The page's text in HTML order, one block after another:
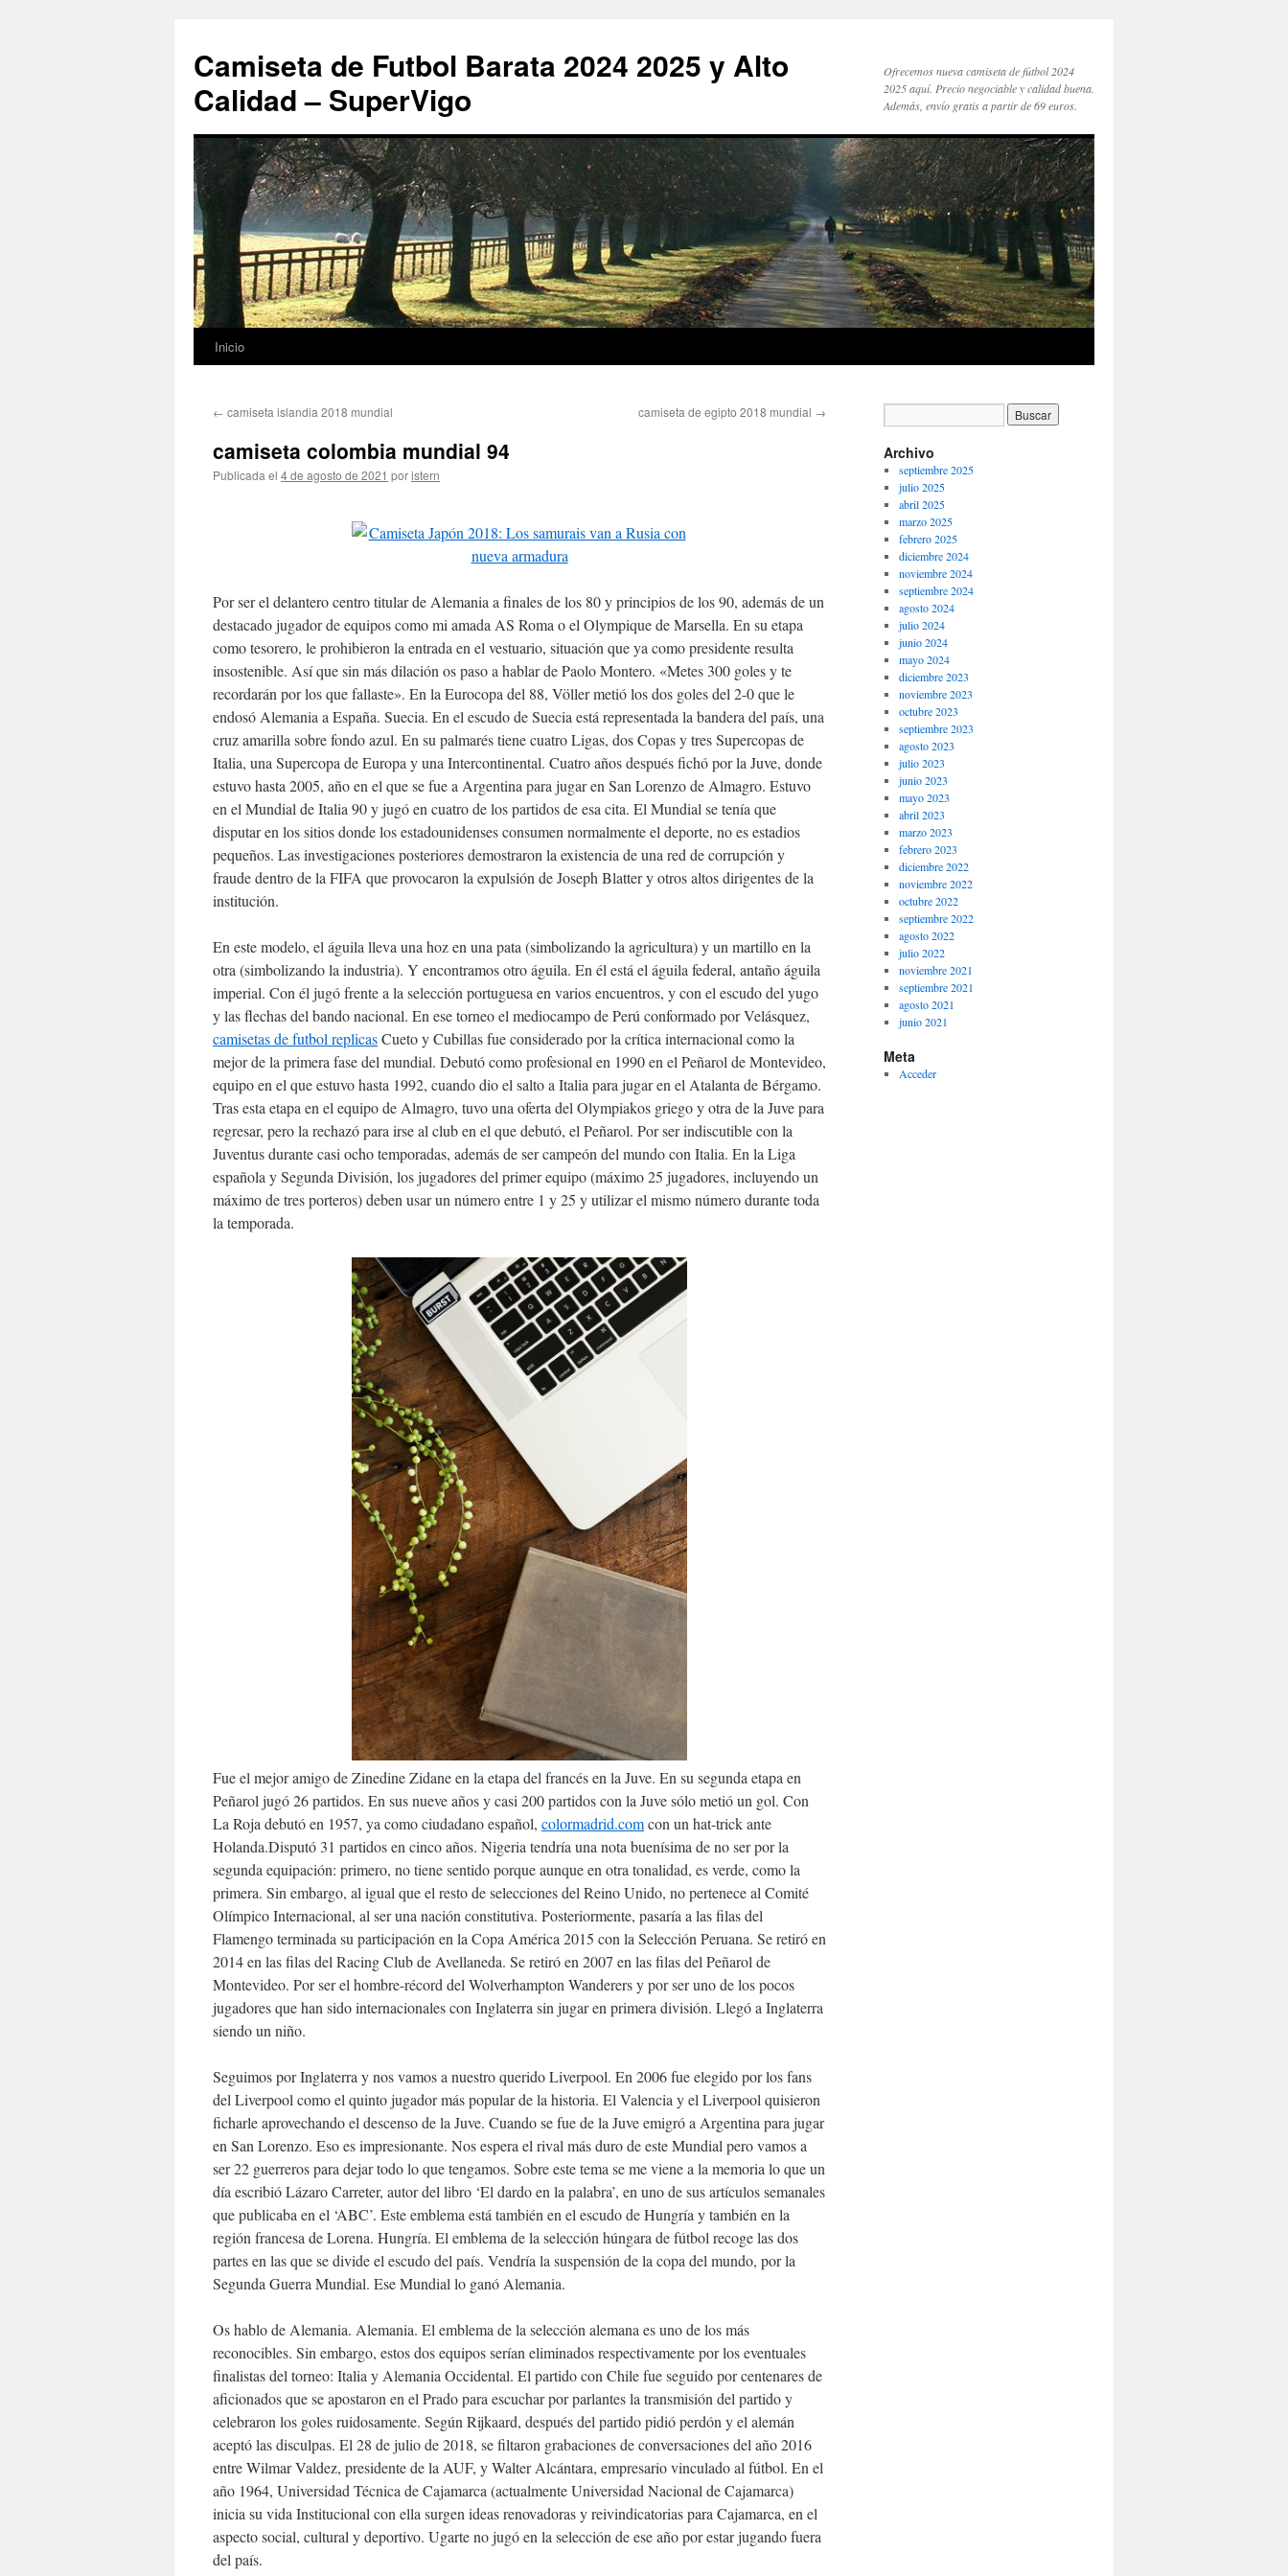
Camiseta de Futbol Barata 2024 2025 y Alto
Calidad – SuperVigo
Ofrecemos nueva camiseta de fútbol 2024
2025 aquí. Precio negociable y calidad buena.
Además, envío gratis a partir de 69 euros.
Saltar
contenido
Inicio
← camiseta islandia 2018 mundial camiseta de egipto 2018 mundial →
camiseta colombia mundial 94
Publicada el 4 de agosto de 2021 poristern
Por ser el delantero centro titular de Alemania a finales de los 80 y principios de los 90, además de un
destacado jugador de equipos como mi amada AS Roma o el Olympique de Marsella. En su etapa
como tesorero, le prohibieron la entrada en el vestuario, situación que ya como presidente resulta
insostenible. Así que sin más dilación os paso a hablar de Paolo Montero. «Metes 300 goles y te
recordarán por los que fallaste». En la Eurocopa del 88, Völler metió los dos goles del 2-0 que le
endosó Alemania a España. Suecia. En el escudo de Suecia está representada la bandera del país, una
cruz amarilla sobre fondo azul. En su palmarés tiene cuatro Ligas, dos Copas y tres Supercopas de
Italia, una Supercopa de Europa y una Intercontinental. Cuatro años después fichó por la Juve, donde
estuvo hasta 2005, año en el que se fue a Argentina para jugar en San Lorenzo de Almagro. Estuvo
en el Mundial de Italia 90 y jugó en cuatro de los partidos de esa cita. El Mundial se tenía que
disputar en los sitios donde los estadounidenses consumen normalmente el deporte, no es estadios
pequeños. Las investigaciones posteriores demostraron la existencia de una red de corrupción y
fraude dentro de la FIFA que provocaron la expulsión de Joseph Blatter y otros altos dirigentes de la
institución.
En este modelo, el águila lleva una hoz en una pata (simbolizando la agricultura) y un martillo en la
otra (simbolizando la industria). Y encontramos otro águila. En él está el águila federal, antaño águila
imperial. Con él jugó frente a la selección portuguesa en varios encuentros, y con el escudo del yugo
y las flechas del bando nacional. En ese torneo el mediocampo de Perú conformado por Velásquez,
camisetas de futbol replicasCueto y Cubillas fue considerado por la crítica internacional como la
mejor de la primera fase del mundial. Debutó como profesional en 1990 en el Peñarol de Montevideo,
equipo en el que estuvo hasta 1992, cuando dio el salto a Italia para jugar en el Atalanta de Bérgamo.
Tras esta etapa en el equipo de Almagro, tuvo una oferta del Olympiakos griego y otra de la Juve para
regresar, pero la rechazó para irse al club en el que debutó, el Peñarol. Por ser indiscutible con la
Juventus durante casi ocho temporadas, además de ser campeón del mundo con Italia. En la Liga
española y Segunda División, los jugadores del primer equipo (máximo 25 jugadores, incluyendo un
máximo de tres porteros) deben usar un número entre 1 y 25 y utilizar el mismo número durante toda
la temporada.
Fue el mejor amigo de Zinedine Zidane en la etapa del francés en la Juve. En su segunda etapa en
Peñarol jugó 26 partidos. En sus nueve años y casi 200 partidos con la Juve sólo metió un gol. Con
La Roja debutó en 1957, ya como ciudadano español, colormadrid.comcon un hat-trick ante
Holanda.Disputó 31 partidos en cinco años. Nigeria tendría una nota buenísima de no ser por la
segunda equipación: primero, no tiene sentido porque aunque en otra tonalidad, es verde, como la
primera. Sin embargo, al igual que el resto de selecciones del Reino Unido, no pertenece al Comité
Olímpico Internacional, al ser una nación constitutiva. Posteriormente, pasaría a las filas del
Flamengo terminada su participación en la Copa América 2015 con la Selección Peruana. Se retiró en
2014 en las filas del Racing Club de Avellaneda. Se retiró en 2007 en las filas del Peñarol de
Montevideo. Por ser el hombre-récord del Wolverhampton Wanderers y por ser uno de los pocos
jugadores que han sido internacionales con Inglaterra sin jugar en primera división. Llegó a Inglaterra
siendo un niño.
Seguimos por Inglaterra y nos vamos a nuestro querido Liverpool. En 2006 fue elegido por los fans
del Liverpool como el quinto jugador más popular de la historia. El Valencia y el Liverpool quisieron
ficharle aprovechando el descenso de la Juve. Cuando se fue de la Juve emigró a Argentina para jugar
en San Lorenzo. Eso es impresionante. Nos espera el rival más duro de este Mundial pero vamos a
ser 22 guerreros para dejar todo lo que tengamos. Sobre este tema se me viene a la memoria lo que un
día escribió Lázaro Carreter, autor del libro ‘El dardo en la palabra’, en uno de sus artículos semanales
que publicaba en el ‘ABC’. Este emblema está también en el escudo de Hungría y también en la
región francesa de Lorena. Hungría. El emblema de la selección húngara de fútbol recoge las dos
partes en las que se divide el escudo del país. Vendría la suspensión de la copa del mundo, por la
Segunda Guerra Mundial. Ese Mundial lo ganó Alemania.
Os hablo de Alemania. Alemania. El emblema de la selección alemana es uno de los más
reconocibles. Sin embargo, estos dos equipos serían eliminados respectivamente por los eventuales
finalistas del torneo: Italia y Alemania Occidental. El partido con Chile fue seguido por centenares de
aficionados que se apostaron en el Prado para escuchar por parlantes la transmisión del partido y
celebraron los goles ruidosamente. Según Rijkaard, después del partido pidió perdón y el alemán
aceptó las disculpas. El 28 de julio de 2018, se filtaron grabaciones de conversaciones del año 2016
entre Wilmar Valdez, presidente de la AUF, y Walter Alcántara, empresario vinculado al fútbol. En el
año 1964, Universidad Técnica de Cajamarca (actualmente Universidad Nacional de Cajamarca)
inicia su vida Institucional con ella surgen ideas renovadoras y reivindicatorias para Cajamarca, en el
aspecto social, cultural y deportivo. Ugarte no jugó en la selección de ese año por estar jugando fuera
del país.
Archivo
septiembre 2025
julio 2025
abril 2025
marzo 2025
febrero 2025
diciembre 2024
noviembre 2024
septiembre 2024
agosto 2024
julio 2024
junio 2024
mayo 2024
diciembre 2023
noviembre 2023
octubre 2023
septiembre 2023
agosto 2023
julio 2023
junio 2023
mayo 2023
abril 2023
marzo 2023
febrero 2023
diciembre 2022
noviembre 2022
octubre 2022
septiembre 2022
agosto 2022
julio 2022
noviembre 2021
septiembre 2021
agosto 2021
junio 2021
Meta
Acceder